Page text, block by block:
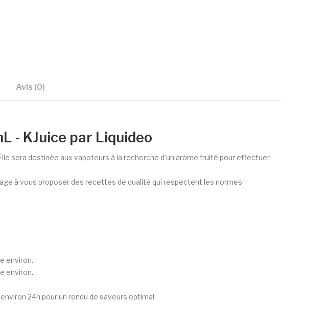
Avis (0)
- KJuice par Liquideo
sera destinée aux vapoteurs à la recherche d’un arôme fruité pour effectuer
à vous proposer des recettes de qualité qui respectent les normes
environ.
environ.
24h pour un rendu de saveurs optimal.